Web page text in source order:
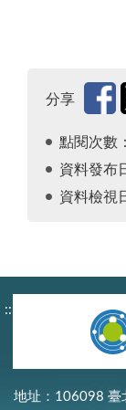
分享
點閱次數
資料發布
資料檢視
:::
地址：106098 臺